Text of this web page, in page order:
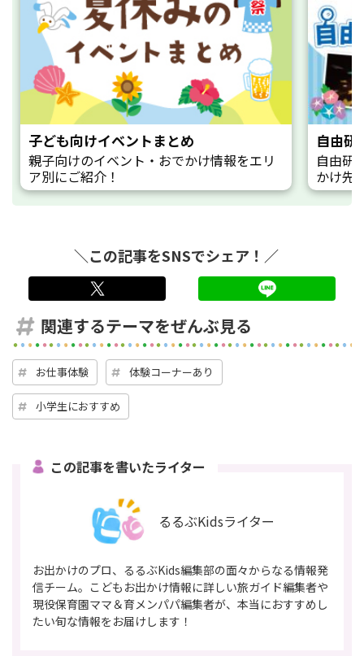
子ども向けイベントまとめ
親子向けのイベント・おでかけ情報をエリ
ア別にご紹介！
自由研
自由研
かけ先
＼この記事をSNSでシェア！／
関連するテーマをぜんぶ見る
お仕事体験 体験コーナーあり
小学生におすすめ
この記事を書いたライター
るるぶKidsライター
お出かけのプロ、るるぶKids編集部の面々からなる情報発
信チーム。こどもお出かけ情報に詳しい旅ガイド編集者や
現役保育園ママ＆育メンパパ編集者が、本当におすすめし
たい旬な情報をお届けします！